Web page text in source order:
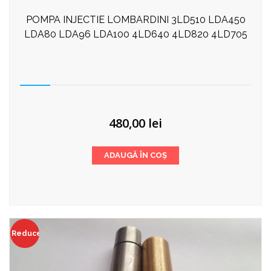
POMPA INJECTIE LOMBARDINI 3LD510 LDA450
LDA80 LDA96 LDA100 4LD640 4LD820 4LD705
480,00 lei
ADAUGĂ ÎN COȘ
Reduceri!